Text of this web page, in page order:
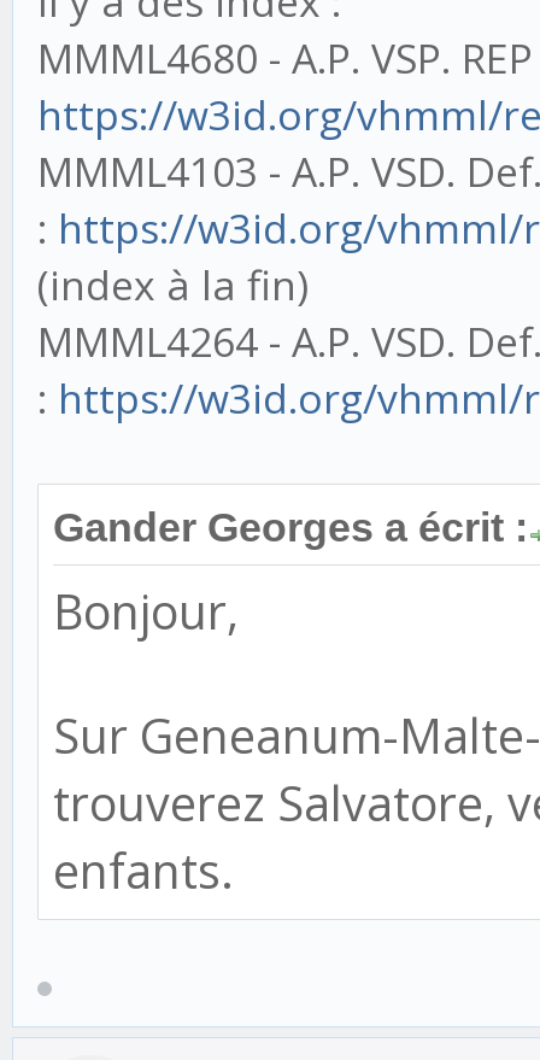
MMML4680 - A.P. VSP.
https://w3id.org/vhmml/
MMML4103 - A.P. VSD.
: https://w3id.org/vhmml/
(index à la fin)
MMML4264 - A.P. VSD.
: https://w3id.org/vhmml/
Gander Georges a écrit :
Bonjour,
Sur Geneanum-
trouverez Salvatore,
enfants.